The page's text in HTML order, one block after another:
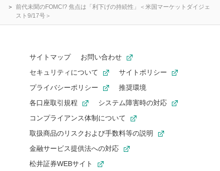
前代未聞のFOMC!? 焦点は「利下げの持続性」＜米国マーケットダイジェ
スト9/17号＞
サイトマップ
お問い合わせ
セキュリティについて
サイトポリシー
プライバシーポリシー
推奨環境
各口座取引規程
システム障害時の対応
コンプライアンス体制について
取扱商品のリスクおよび手数料等の説明
金融サービス提供法への対応
松井証券WEBサイト